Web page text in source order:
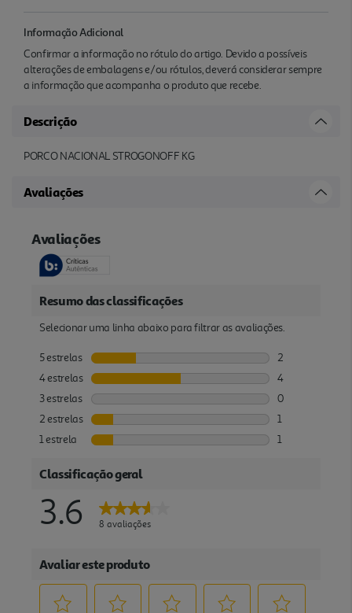
Informação Adicional
Confirmar a informação no rótulo do artigo. Devido a possíveis
alterações de embalagens e/ou rótulos, deverá considerar sempre
a informação que acompanha o produto que recebe.
Descrição
PORCO NACIONAL STROGONOFF KG
Avaliações